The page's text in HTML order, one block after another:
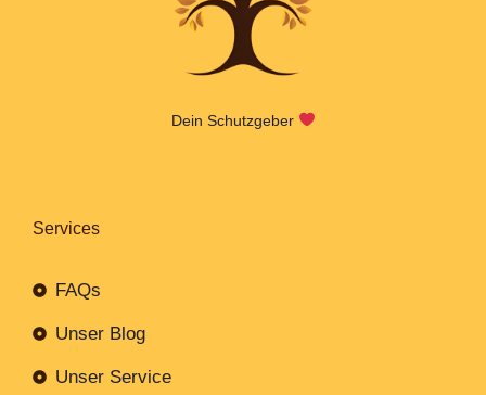
Dein Schutzgeber
Services
FAQs
Unser Blog
Unser Service